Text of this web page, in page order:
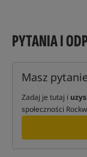
PYTANIA I
Masz
Zadaj je tutaj i
społeczności